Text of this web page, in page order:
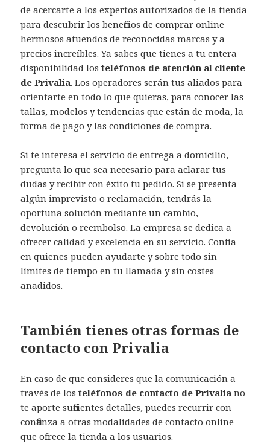
de acercarte a los expertos autorizados de la tienda
para descubrir los beneficios de comprar online
hermosos atuendos de reconocidas marcas y a
precios increíbles. Ya sabes que tienes a tu entera
disponibilidad losteléfonos de atención al cliente
de Privalia. Los operadores serán tus aliados para
orientarte en todo lo que quieras, para conocer las
tallas, modelos y tendencias que están de moda, la
forma de pago y las condiciones de compra.
Si te interesa el servicio de entrega a domicilio,
pregunta lo que sea necesario para aclarar tus
dudas y recibir con éxito tu pedido. Si se presenta
algún imprevisto o reclamación, tendrás la
oportuna solución mediante un cambio,
devolución o reembolso. La empresa se dedica a
ofrecer calidad y excelencia en su servicio. Confía
en quienes pueden ayudarte y sobre todo sin
límites de tiempo en tu llamada y sin costes
añadidos.
También tienes otras formas de
contacto con Privalia
En caso de que consideres que la comunicación a
través de losteléfonos de contacto de Privaliano
te aporte suficientes detalles, puedes recurrir con
confianza a otras modalidades de contacto online
que ofrece la tienda a los usuarios.